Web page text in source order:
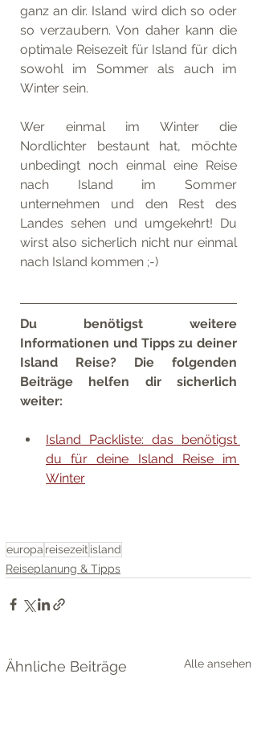
ganz an dir. Island wird dich so oder
so verzaubern. Von daher kann die
optimale Reisezeit für Island für dich
sowohl im Sommer als auch im
Winter sein.
Wer einmal im Winter die
Nordlichter bestaunt hat, möchte
unbedingt noch einmal eine Reise
nach Island im Sommer
unternehmen und den Rest des
Landes sehen und umgekehrt! Du
wirst also sicherlich nicht nur einmal
nach Island kommen ;-)
Du benötigst weitere
Informationen und Tipps zu deiner
Island Reise? Die folgenden
Beiträge helfen dir sicherlich
weiter:
Island Packliste: das benötigst
du für deine Island Reise im
Winter
europa reisezeit island
Reiseplanung & Tipps
Ähnliche Beiträge Alle ansehen